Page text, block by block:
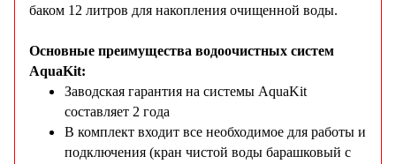
баком 12 литров для накопления очищенной воды.
Основные преимущества водоочистных систем
AquaKit:
Заводская гарантия на системы AquaKit
составляет 2 года
В комплект входит все необходимое для работы и
подключения (кран чистой воды барашковый с